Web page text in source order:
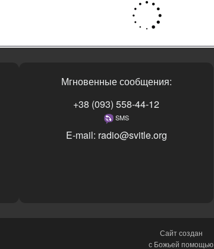
Мгновенные сообщения:
+38 (093) 558-44-12
SMS
E-mail: radio@svitle.org
Сайт создан
с Божьей помощью